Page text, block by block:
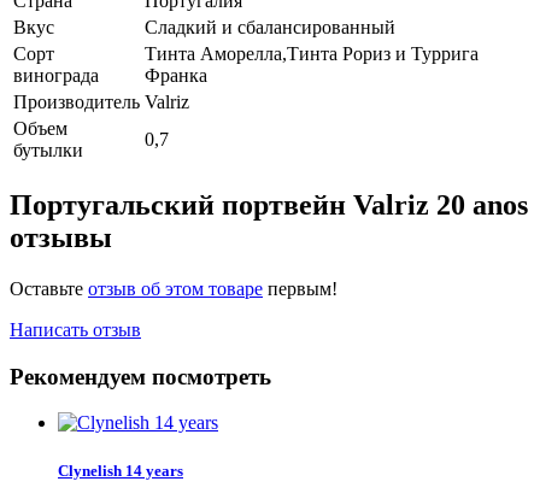
Вкус
Сладкий и сбалансированный
Сорт
винограда
Тинта Аморелла,Тинта Рориз и Туррига
Франка
Производитель Valriz
Объем
бутылки
0,7
Португальский портвейн Valriz 20 anos
отзывы
Оставьте отзыв об этом товаре первым!
Написать отзыв
Рекомендуем посмотреть
Clynelish 14 years